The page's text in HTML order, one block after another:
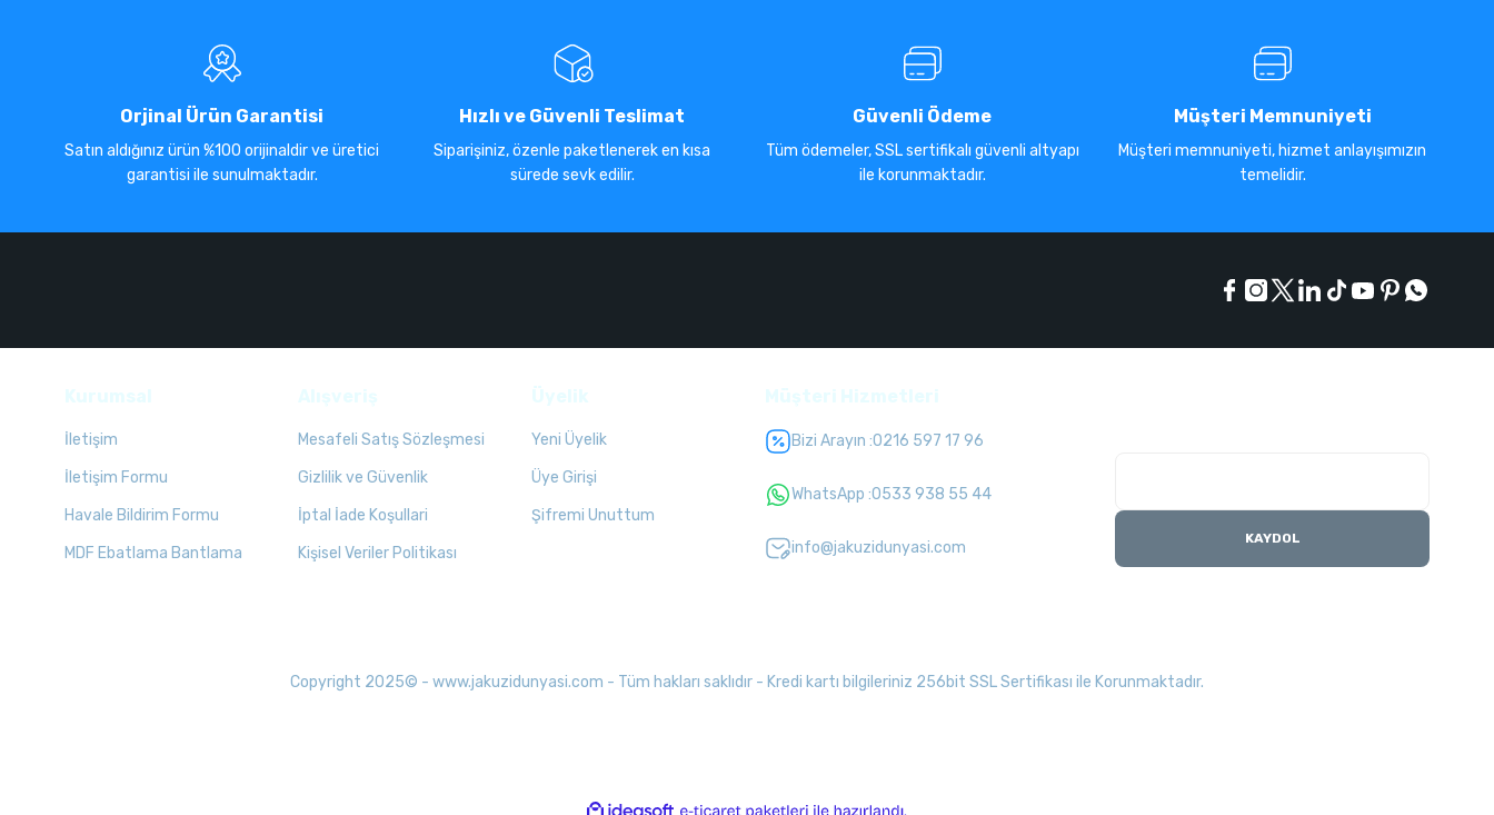
Orjinal Ürün Garantisi
Satın aldığınız ürün %100 orijinaldir ve üretici
garantisi ile sunulmaktadır.
Hızlı ve Güvenli Teslimat
Siparişiniz, özenle paketlenerek en kısa
sürede sevk edilir.
Güvenli Ödeme
Tüm ödemeler, SSL sertifikalı güvenli altyapı
ile korunmaktadır.
Müşteri Memnuniyeti
Müşteri memnuniyeti, hizmet anlayışımızın
temelidir.
İletişim
İletişim Formu
Havale Bildirim Formu
MDF Ebatlama Bantlama
Mesafeli Satış Sözleşmesi
Gizlilik ve Güvenlik
İptal İade Koşullari
Kişisel Veriler Politikası
Yeni Üyelik
Üye Girişi
Şifremi Unuttum
Bizi Arayın :0216 597 17 96
WhatsApp :0533 938 55 44
info@jakuzidunyasi.com KAYDOL
Copyright 2025© - www.jakuzidunyasi.com - Tüm hakları saklıdır - Kredi kartı bilgileriniz 256bit SSL Sertifikası ile Korunmaktadır.
ideasoft e-